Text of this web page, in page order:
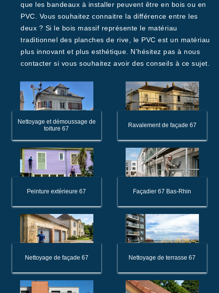
que les bandeaux à installer peuvent être en bois ou en
PVC. Vous souhaitez connaitre la différence entre les
deux ? Si le bois massif représente le matériau
traditionnel des planches de rive, le PVC est un matériau
plus innovant et plus esthétique. N’hésitez pas à nous
contacter si vous souhaitez avoir des conseils à ce sujet.
Nettoyage et démoussage de
toiture 67
Ravalement de façade 67
Peinture extérieure 67 Façadier 67 Bas-Rhin
Nettoyage de façade 67 Nettoyage de terrasse 67